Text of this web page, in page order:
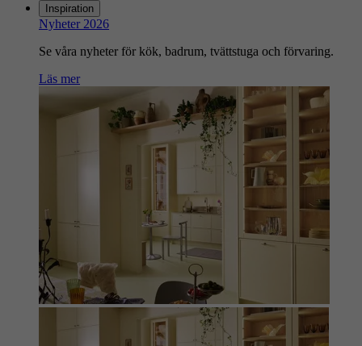
Inspiration
Nyheter 2026
Se våra nyheter för kök, badrum, tvättstuga och förvaring.
Läs mer